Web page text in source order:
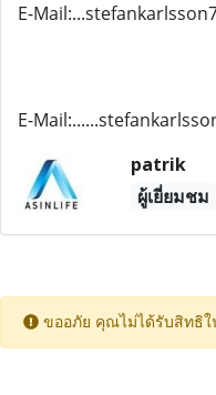
E-
E-
patrik
ผู้เยี่ยมชม
ขออภัย คุณไม่ได้รับสิทธิ